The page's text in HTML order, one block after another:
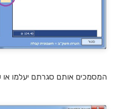
המסמכים אותם סגרתם יעלמו